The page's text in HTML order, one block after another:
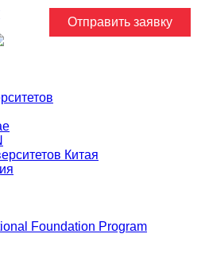
Китая
Foundation Program
Отправить заявку